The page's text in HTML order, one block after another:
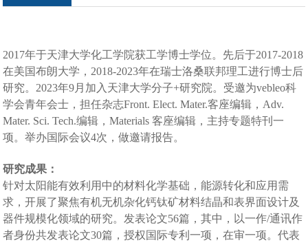
2017年于天津大学化工学院获工学博士学位。先后于2017-2018
在美国布朗大学， 2018-2023年在瑞士洛桑联邦理工进行博士后
研究。 2023年9月加入天津大学分子+研究院。受邀为vebleo科
学会青年会士，担任杂志Front. Elect. Mater.客座编辑， Adv.
Mater. Sci. Tech.编辑，Materials客座编辑，主持专题特刊一
项。举办国际会议4次，做邀请报告。
研究成果：
针对太阳能有效利用中的材料化学基础，能源转化和应用需
求，开展了聚焦有机无机杂化钙钛矿材料结晶和表界面设计及
器件规模化领域的研究。发表论文56篇，其中，以一作/通讯作
者身份共发表论文30篇，授权国际专利一项，在审一项。代表